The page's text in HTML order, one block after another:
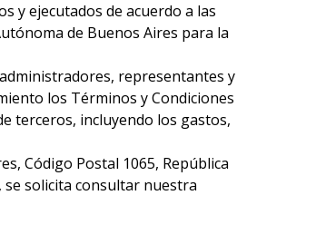
y ejecutados de acuerdo a las
de Buenos Aires para la
representantes y
los Términos y Condiciones
terceros, incluyendo los gastos,
Código Postal 1065, República
se solicita consultar nuestra